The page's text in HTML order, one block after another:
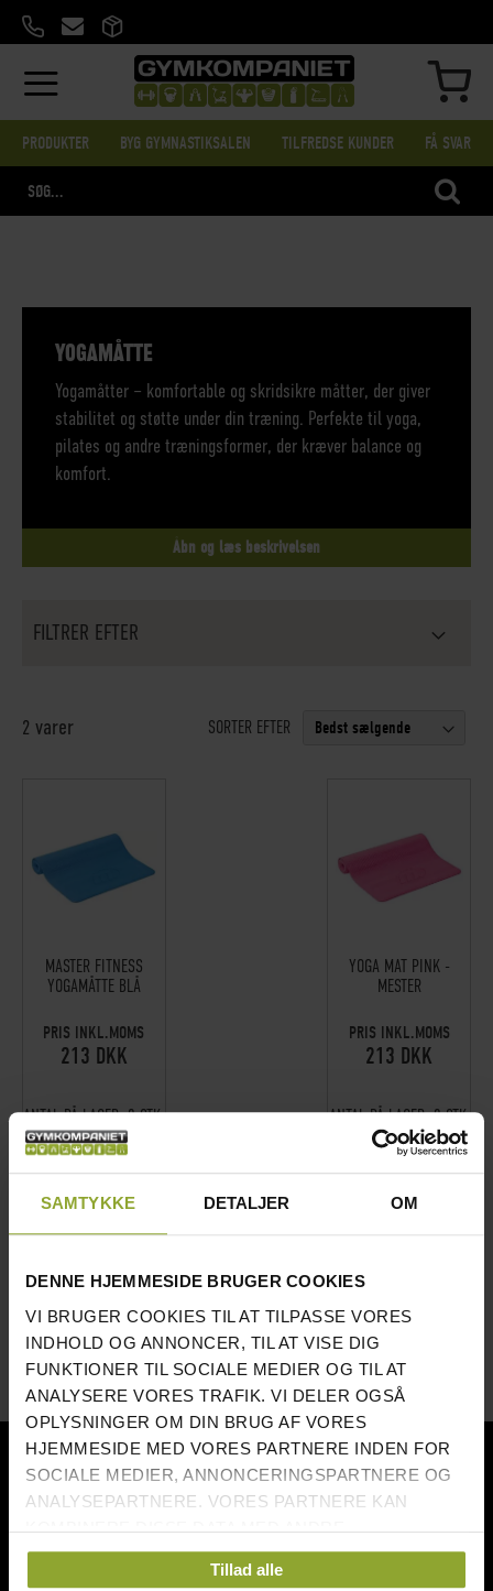
SAMTYKKE DETALJER OM
DENNE HJEMMESIDE BRUGER COOKIES
VI BRUGER COOKIES TIL AT TILPASSE VORES
INDHOLD OG ANNONCER, TIL AT VISE DIG
FUNKTIONER TIL SOCIALE MEDIER OG TIL AT
ANALYSERE VORES TRAFIK. VI DELER OGSÅ
OPLYSNINGER OM DIN BRUG AF VORES
HJEMMESIDE MED VORES PARTNERE INDEN FOR
SOCIALE MEDIER, ANNONCERINGSPARTNERE OG
ANALYSEPARTNERE. VORES PARTNERE KAN
KOMBINERE DISSE DATA MED ANDRE
OPLYSNINGER, DU HAR GIVET DEM, ELLER SOM DE
HAR INDSAMLET FRA DIN BRUG AF DERES
Tillad alle
TO
PRODUKTER BYG GYMNASTIKSALEN TILFREDSE KUNDER FÅ SVAR
YOGAMÅTTE
Yogamåtter – komfortable og skridsikre måtter, der giver
stabilitet og støtte under din træning. Perfekte til yoga,
pilates og andre træningsformer, der kræver balance og
komfort.
Åbn og læs beskrivelsen
FILTRER EFTER
2 varer SORTER EFTER
MASTER FITNESS
YOGAMÅTTE BLÅ
PRIS INKL.MOMS
213 DKK
ANTAL PÅ LAGER: 0 STK.
PÅMINN MIG
YOGA MAT PINK -
MESTER
PRIS INKL.MOMS
213 DKK
ANTAL PÅ LAGER: 0 STK.
PÅMINN MIG
NÖJDA KUNDER